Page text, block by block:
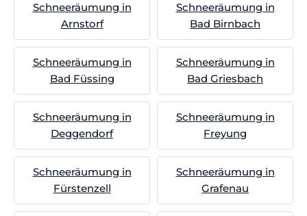
Schneeräumung in
Arnstorf
Schneeräumung in
Bad Birnbach
Schneeräumung in
Bad Füssing
Schneeräumung in
Bad Griesbach
Schneeräumung in
Deggendorf
Schneeräumung in
Freyung
Schneeräumung in
Fürstenzell
Schneeräumung in
Grafenau